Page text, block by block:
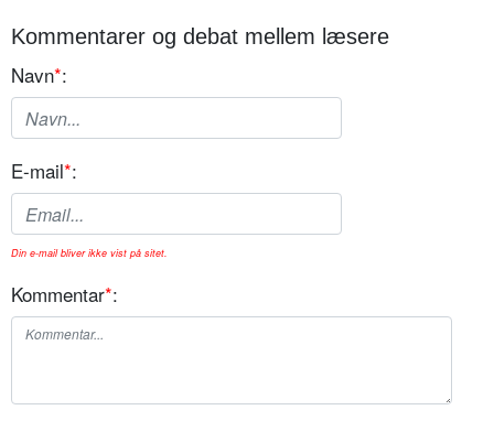
Kommentarer og debat mellem læsere
Navn*:
E-mail*:
Din e-mail bliver ikke vist på sitet.
Kommentar*: